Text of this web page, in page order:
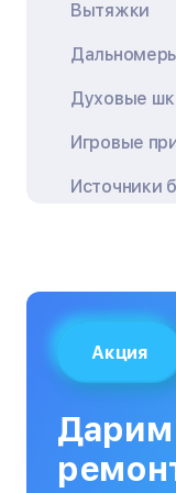
Вытяжки
Духовые
Игровые
Источники
Кофемашины
Кухонные
МФУ
Акция
Дарим